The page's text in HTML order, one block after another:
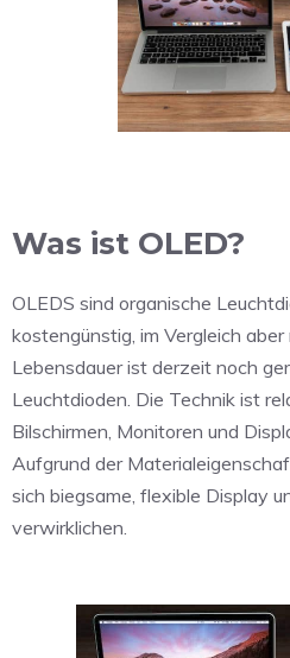
Was ist OLED?
OLEDS sind organische
kostengünstig, im Vergleich
Lebensdauer ist derzeit noch
Leuchtdioden. Die Technik ist
Bilschirmen, Monitoren und
Aufgrund der
sich biegsame, flexible Display
verwirklichen.